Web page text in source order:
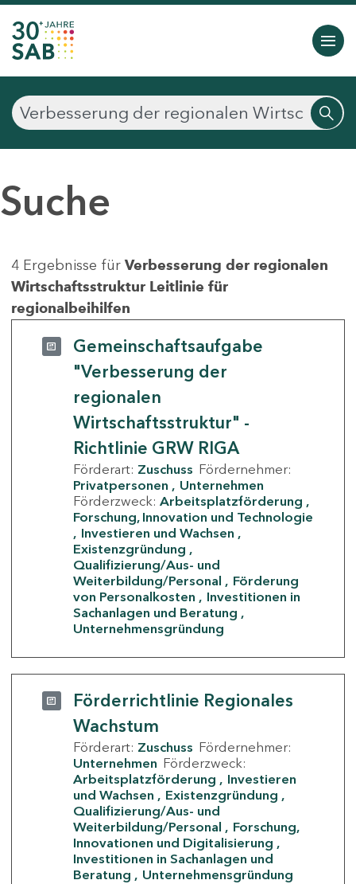
Suche
4 Ergebnisse für Verbesserung der regionalen
Wirtschaftsstruktur Leitlinie für
regionalbeihilfen
Gemeinschaftsaufgabe
"Verbesserung der
regionalen
Wirtschaftsstruktur" -
Richtlinie GRW RIGA
Förderart: Zuschuss Fördernehmer:
Privatpersonen
Unternehmen
Förderzweck: Arbeitsplatzförderung
Forschung, Innovation und Technologie
Investieren und Wachsen
Existenzgründung
Qualifizierung/Aus- und
Weiterbildung/Personal
Förderung
von Personalkosten
Investitionen in
Sachanlagen und Beratung
Unternehmensgründung
Förderrichtlinie Regionales
Wachstum
Förderart: Zuschuss Fördernehmer:
Unternehmen Förderzweck:
Arbeitsplatzförderung
Investieren
und Wachsen
Existenzgründung
Qualifizierung/Aus- und
Weiterbildung/Personal
Forschung,
Innovationen und Digitalisierung
Investitionen in Sachanlagen und
Beratung
Unternehmensgründung